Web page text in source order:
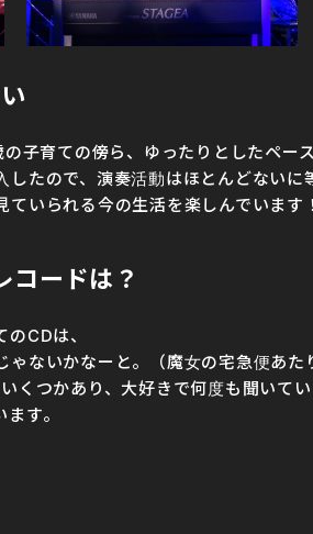
子育ての傍ら、ゆったりとしたペー
たので、演奏活動はほとんどないに
いられる今の生活を楽しんでいます！
コードは？
CDは、
ないかなーと。（魔女の宅急便あた
くつかあり、大好きで何度も聞いてい
す。